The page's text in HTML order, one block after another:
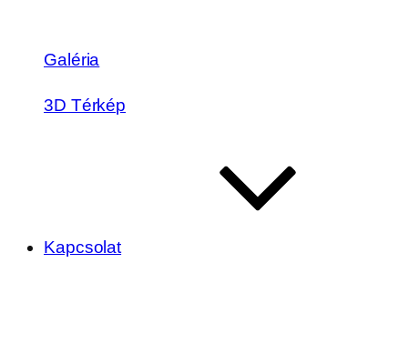
Galéria
3D Térkép
Kapcsolat